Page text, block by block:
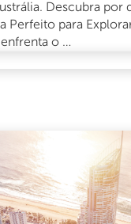
Descubra por
Perfeito para
o …
Austrália:
que
dezembro
é
o